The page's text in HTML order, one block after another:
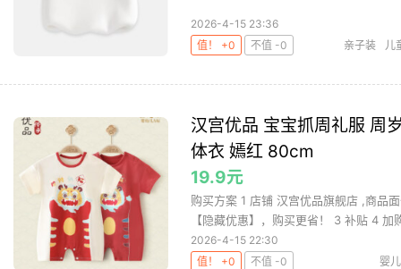
2026-4-15 23:36
值！ +0
不值 -0 亲子装 儿
汉宫优品 宝宝抓周礼服 周
体衣 嫣红 80cm
19.9元
购买方案 1 店铺 汉宫优品旗舰店 ,商品
【隐藏优惠】，购买更省！ 3 补贴 4 加
2026-4-15 22:30
值！ +0
不值 -0 婴